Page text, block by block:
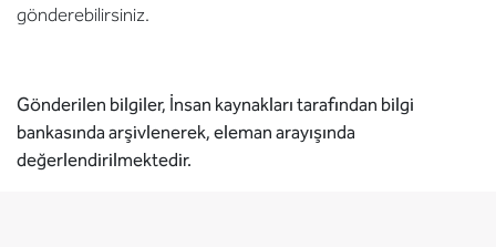
gönderebilirsiniz.
Gönderilen bilgiler, İnsan kaynakları tarafından bilgi
bankasında arşivlenerek, eleman arayışında
değerlendirilmektedir.